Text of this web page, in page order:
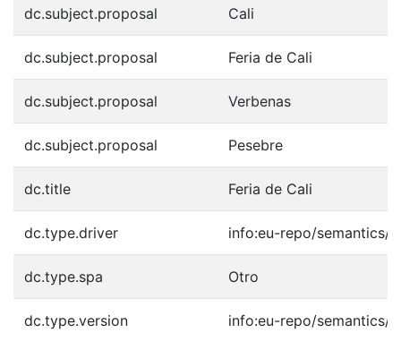
dc.subject.proposal Cali
dc.subject.proposal Feria de Cali
dc.subject.proposal Verbenas
dc.subject.proposal Pesebre
dc.title Feria de Cali
dc.type.driver info:eu-repo/semantics/
dc.type.spa Otro
dc.type.version info:eu-repo/semantics/